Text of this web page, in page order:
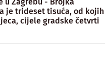
je trideset tisuća, od kojih
cijele gradske četvrti